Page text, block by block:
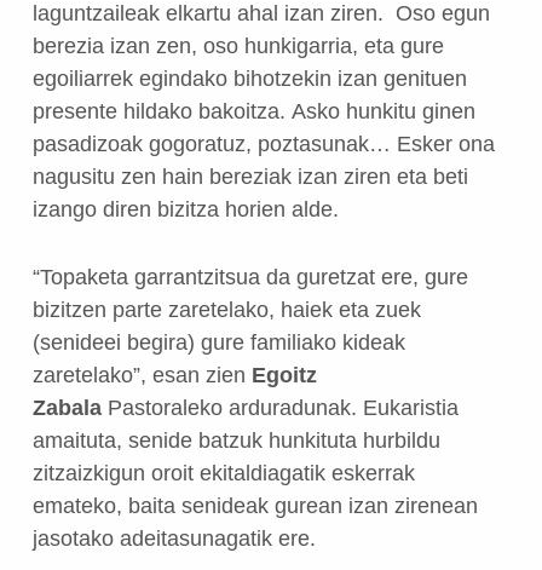
laguntzaileak elkartu ahal izan ziren. Oso egun
berezia izan zen, oso hunkigarria, eta gure
egoiliarrek egindako bihotzekin izan genituen
presente hildako bakoitza. Asko hunkitu ginen
pasadizoak gogoratuz, poztasunak… Esker ona
nagusitu zen hain bereziak izan ziren eta beti
izango diren bizitza horien alde.
“Topaketa garrantzitsua da guretzat ere, gure
bizitzen parte zaretelako, haiek eta zuek
(senideei begira) gure familiako kideak
zaretelako”, esan zien Egoitz
ZabalaPastoraleko arduradunak. Eukaristia
amaituta, senide batzuk hunkituta hurbildu
zitzaizkigun oroit ekitaldiagatik eskerrak
emateko, baita senideak gurean izan zirenean
jasotako adeitasunagatik ere.